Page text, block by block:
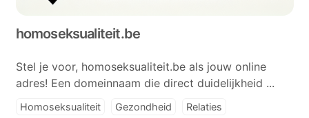
homoseksualiteit.be
Stel je voor, homoseksualiteit.be als jouw online
adres! Een domeinnaam die direct duidelijkheid ...
Homoseksualiteit Gezondheid Relaties